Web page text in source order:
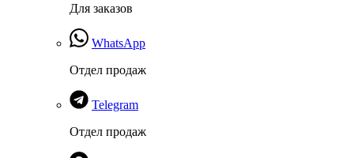
Для заказов
WhatsApp
Отдел продаж
Telegram
Отдел продаж